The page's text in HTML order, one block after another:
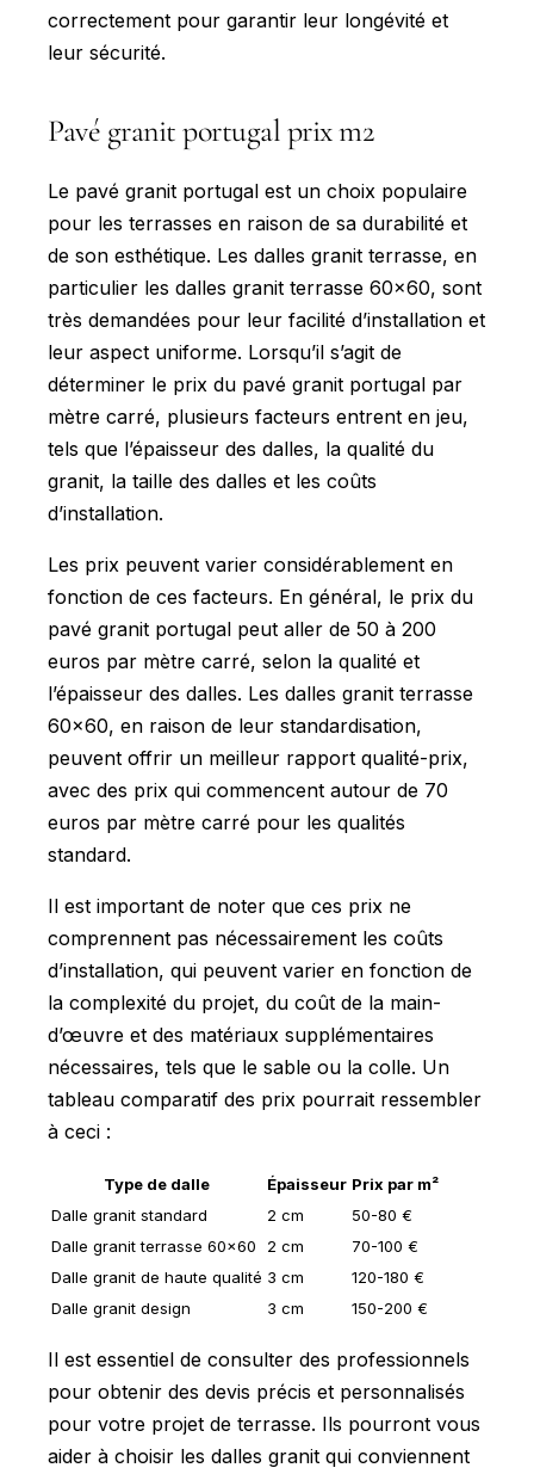
correctement pour garantir leur longévité et
leur sécurité.
Pavé granit portugal prix m2
Le pavé granit portugal est un choix populaire
pour les terrasses en raison de sa durabilité et
de son esthétique. Les dalles granit terrasse, en
particulier les dalles granit terrasse 60x60, sont
très demandées pour leur facilité d’installation et
leur aspect uniforme. Lorsqu’il s’agit de
déterminer le prix du pavé granit portugal par
mètre carré, plusieurs facteurs entrent en jeu,
tels que l’épaisseur des dalles, la qualité du
granit, la taille des dalles et les coûts
d’installation.
Les prix peuvent varier considérablement en
fonction de ces facteurs. En général, le prix du
pavé granit portugal peut aller de 50 à 200
euros par mètre carré, selon la qualité et
l’épaisseur des dalles. Les dalles granit terrasse
60x60, en raison de leur standardisation,
peuvent offrir un meilleur rapport qualité-prix,
avec des prix qui commencent autour de 70
euros par mètre carré pour les qualités
standard.
Il est important de noter que ces prix ne
comprennent pas nécessairement les coûts
d’installation, qui peuvent varier en fonction de
la complexité du projet, du coût de la main-
d’œuvre et des matériaux supplémentaires
nécessaires, tels que le sable ou la colle. Un
tableau comparatif des prix pourrait ressembler
à ceci :
Type de dalle Épaisseur Prix par m²
Dalle granit standard
2 cm
50-80 €
Dalle granit terrasse 60x60
2 cm
70-100 €
Dalle granit de haute qualité 3 cm
120-180 €
Dalle granit design
3 cm 150-200 €
Il est essentiel de consulter des professionnels
pour obtenir des devis précis et personnalisés
pour votre projet de terrasse. Ils pourront vous
aider à choisir les dalles granit qui conviennent